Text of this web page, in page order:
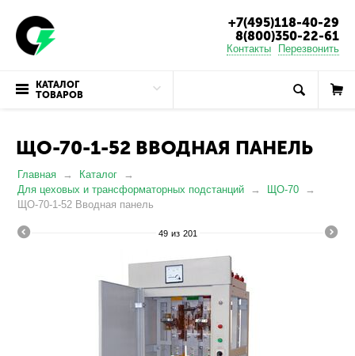
+7(495)118-40-29
8(800)350-22-61
Контакты Перезвонить
КАТАЛОГ
ТОВАРОВ
ЩО-70-1-52 ВВОДНАЯ ПАНЕЛЬ
Главная
Каталог
Для цеховых и трансформаторных подстанций
ЩО-70
ЩО-70-1-52 Вводная панель
49 из 201